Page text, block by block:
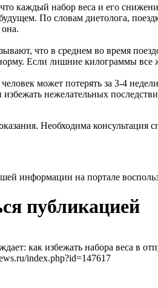
каждый набор веса и его
По словам диетолога,
что в среднем во время
Если лишние килограммы все
может потерять за 3-4
нежелательных
Необходима консультация
информации на портале
публикацией
как избежать набора веса в
index.php?id=147617